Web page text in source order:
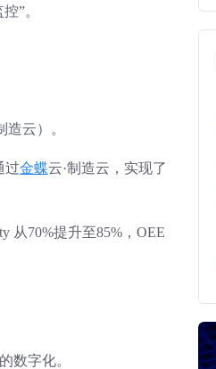
”。
造云）。
过金蝶云·制造云，实现了
从70%提升至85%，OEE
数字化。